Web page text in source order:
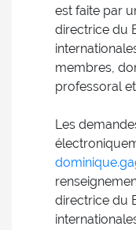
est faite par
directrice du
membres,
professoral
Les
directrice du